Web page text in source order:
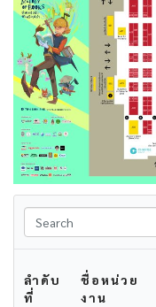
ลำดับ
ที่
ชื่อหน่วย
งาน